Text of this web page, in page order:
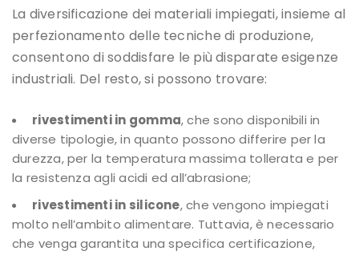
La diversificazione dei materiali impiegati, insieme al
perfezionamento delle tecniche di produzione,
consentono di soddisfare le più disparate esigenze
industriali. Del resto, si possono trovare:
rivestimenti in gomma, che sono disponibili in
diverse tipologie, in quanto possono differire per la
durezza, per la temperatura massima tollerata e per
la resistenza agli acidi ed all’abrasione;
rivestimenti in silicone, che vengono impiegati
molto nell’ambito alimentare. Tuttavia, è necessario
che venga garantita una specifica certificazione,